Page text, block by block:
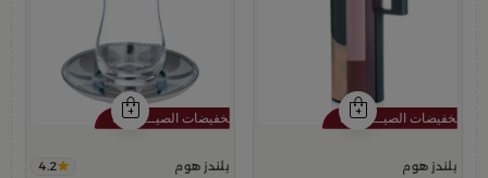
بلندز هوم بلندز هوم 4.2